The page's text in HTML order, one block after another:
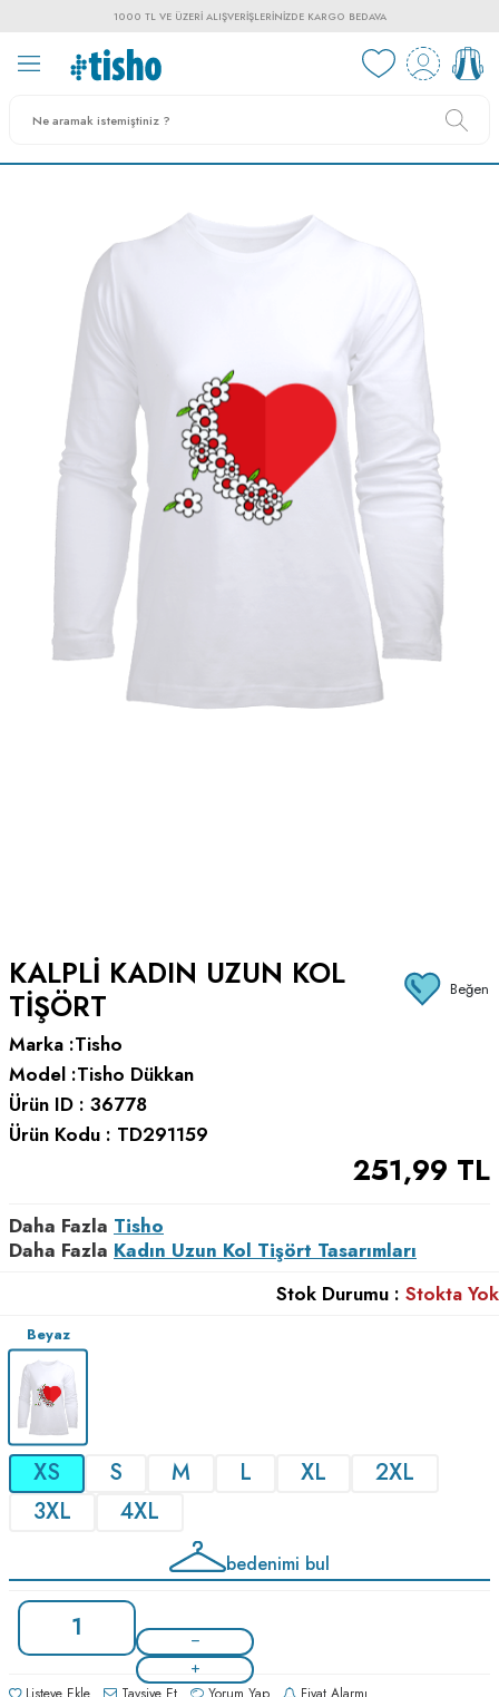
1000 TL VE ÜZERI ALIŞVERIŞLERINIZDE KARGO BEDAVA
KALPLI KADIN UZUN KOL
TIŞÖRT
Beğen
Marka :Tisho
Model :Tisho Dükkan
Ürün ID : 36778
Ürün Kodu : TD291159
251,99 TL
Daha Fazla Tisho
Daha Fazla Kadın Uzun Kol Tişört Tasarımları
Stok Durumu : Stokta Yok
Beyaz
XS S M L XL
2XL
3XL
4XL
bedenimi bul